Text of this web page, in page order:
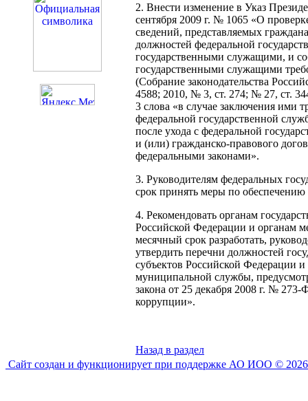
2. Внести изменение в Указ
сентября 2009 г. № 1065 «О
сведений, представляемых
должностей федеральной
государственными служащими, и
государственными служащими
(Собрание законодательства
4588; 2010, № 3, ст. 274; № 27, ст.
3 слова «в случае заключения ими
федеральной государственной
после ухода с федеральной
и (или) гражданско-правового
федеральными законами».
3. Руководителям федеральных
срок принять меры по
4. Рекомендовать органам
Российской Федерации и органам
месячный срок разработать,
утвердить перечни должностей
субъектов Российской Федерации
муниципальной службы,
закона от 25 декабря 2008 г. №
коррупции».
Назад в раздел
Сайт создан и функционирует при поддержке АО ИОО © 2026